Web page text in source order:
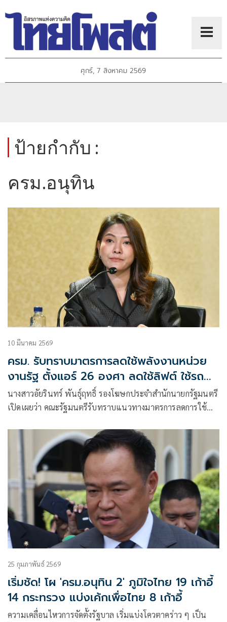
ศุกร์, 7 สิงหาคม 2569
ป้ายกำกับ :
ครม.อนุทิน
10 มีนาคม 2569
ครม. รับทราบมาตรการลดใช้พลังงานหน่วย
งานรัฐ ตั้งแอร์ 26 องศา ลดใช้ลิฟต์ ใช้รถ
ร่วมกัน
นางสาวอัยรินทร์ พันธุ์ฤทธิ์ รองโฆษกประจำสำนักนายกรัฐมนตรี
เปิดเผยว่า คณะรัฐมนตรีรับทราบแนวทางมาตรการลดการใช้
รองรับสถานการณ์ราคาพลังงานโลกที่มีความผันผวน
25 กุมภาพันธ์ 2569
เริ่มชัด! โผ 'ครม.อนุทิน 2' ภูมิใจไทย 19 เก้าอี้
14 กระทรวง แบ่งเค้กเพื่อไทย 8 เก้าอี้
ความเคลื่อนไหวการจัดตั้งรัฐบาล เริ่มแบ่งโควตาคร่าว ๆ เป็น